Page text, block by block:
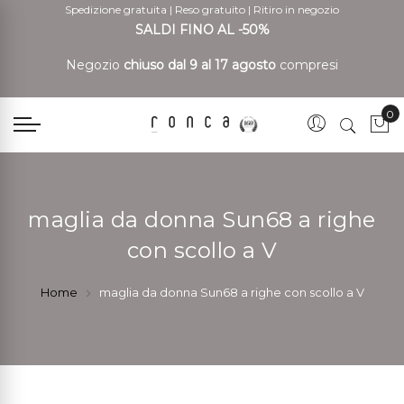
Spedizione gratuita | Reso gratuito | Ritiro in negozio
SALDI FINO AL -50%
Negozio chiuso dal 9 al 17 agosto compresi
0
maglia da donna Sun68 a righe
con scollo a V
Home maglia da donna Sun68 a righe con scollo a V